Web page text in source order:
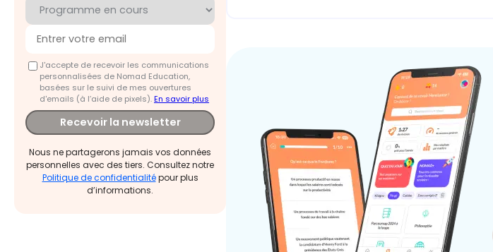
J'accepte de recevoir les communications
personnalisées de Nomad Education,
basées sur le suivi de mes ouvertures
d'emails (à l’aide de pixels).En savoir plus
Recevoir la newsletter
Nous ne partagerons jamais vos données
personnelles avec des tiers. Consultez notre
Politique de confidentialitépour plus
d’informations.